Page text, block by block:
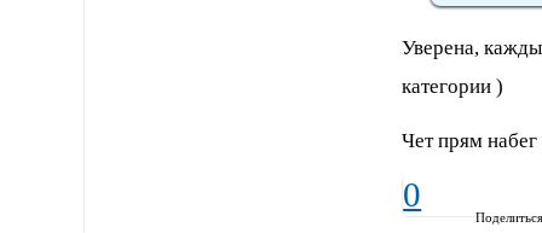
Уверена,
категории )
Чет прям
0